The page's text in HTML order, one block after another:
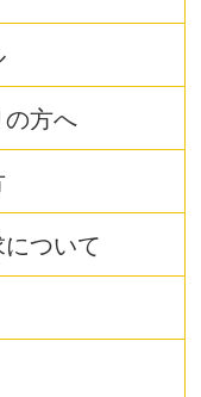
の方へ
ついて